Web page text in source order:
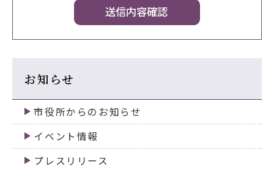
お知らせ
市役所からのお知らせ
イベント情報
プレスリリース